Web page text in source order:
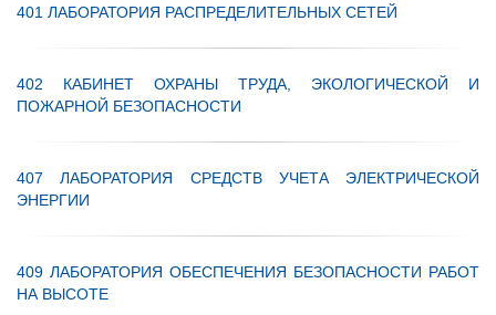
401 ЛАБОРАТОРИЯ РАСПРЕДЕЛИТЕЛЬНЫХ СЕТЕЙ
402 КАБИНЕТ ОХРАНЫ ТРУДА, ЭКОЛОГИЧЕСКОЙ И
ПОЖАРНОЙ БЕЗОПАСНОСТИ
407 ЛАБОРАТОРИЯ СРЕДСТВ УЧЕТА ЭЛЕКТРИЧЕСКОЙ
ЭНЕРГИИ
409 ЛАБОРАТОРИЯ ОБЕСПЕЧЕНИЯ БЕЗОПАСНОСТИ РАБОТ
НА ВЫСОТЕ